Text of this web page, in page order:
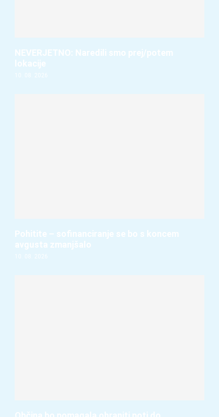
NEVERJETNO: Naredili smo prej/potem
lokacije
10. 08. 2026
Pohitite – sofinanciranje se bo s koncem
avgusta zmanjšalo
10. 08. 2026